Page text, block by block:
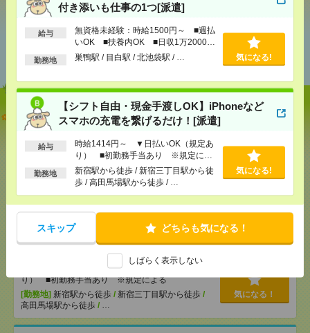
付き添いも仕事の1つ[派遣]
給与
無資格未経験：時給1500円～ ■週払
いOK ■扶養内OK ■日収1万2000円
以上
勤務地 巣鴨駅 / 目白駅 / 北池袋駅 / … 気になる!
【シフト自由・現金手渡しOK】iPhoneなど
スマホの充電を繋げるだけ！[派遣]
給与
時給1414円～ ▼日払いOK（規定あ
り） ■初勤務手当あり ※規定によ
る
勤務地
新宿駅から徒歩 / 新宿三丁目駅から徒
歩 / 高田馬場駅から徒歩 / …
気になる!
スキップ どちらも気になる！
しばらく表示しない
あなたの閲覧履歴からの
おすすめ
【オープニング募集】おばあちゃんのお散歩付き添
いも仕事の1つ[派遣]
[給 与]無資格未経験：時給1500円～ ■週払い
OK ■扶養内OK ■日収1万2000円以上
[交通費]交通費全額支給
[勤務地]巣鴨駅/目白駅/北池袋駅/…
気になる！
【シフト自由・現金手渡しOK】iPhoneなどスマホの
充電を繋げるだけ！[派遣]
時給1414円～ ▼日払いOK（規定あ
り） ■初勤務手当あり ※規定による
[勤務地] 新宿駅から徒歩 / 新宿三丁目駅から徒歩 /
高田馬場駅から徒歩 /
気になる！